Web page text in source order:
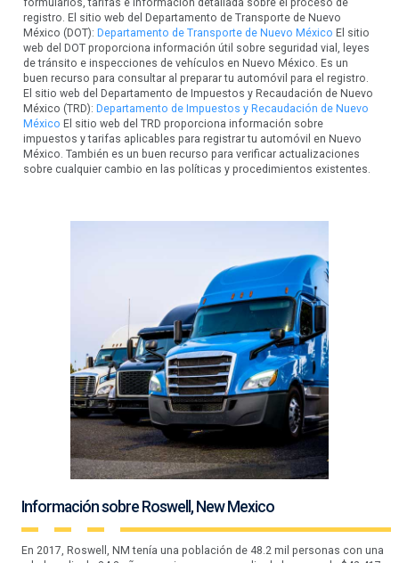
registro. El sitio web del Departamento de Transporte de Nuevo
México (DOT):Departamento de Transporte de Nuevo México El sitio
web del DOT proporciona información útil sobre seguridad vial, leyes
de tránsito e inspecciones de vehículos en Nuevo México. Es un
buen recurso para consultar al preparar tu automóvil para el registro.
El sitio web del Departamento de Impuestos y Recaudación de Nuevo
México (TRD):Departamento de Impuestos y Recaudación de Nuevo
México El sitio web del TRD proporciona información sobre
impuestos y tarifas aplicables para registrar tu automóvil en Nuevo
México. También es un buen recurso para verificar actualizaciones
sobre cualquier cambio en las políticas y procedimientos existentes.
Información sobre Roswell, New Mexico
En 2017, Roswell, NM tenía una población de 48.2 mil personas con una